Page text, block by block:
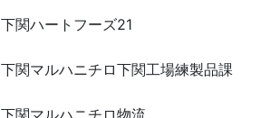
下関ハートフーズ21
下関マルハニチロ下関工場練製品課
下関マルハニチロ物流